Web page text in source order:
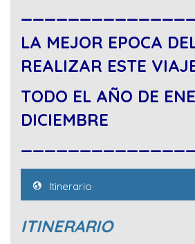
LA MEJOR EPOCA
REALIZAR ESTE
TODO EL AÑO DE
DICIEMBRE
Itinerario
ITINERARIO